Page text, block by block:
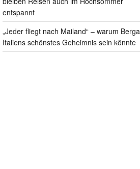
entspannt
„Jeder fliegt nach Mailand“ – warum
Italiens schönstes Geheimnis sein könnte